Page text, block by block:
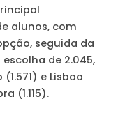
alunos, com
seguida da
de 2.045,
e Lisboa
(1.115).